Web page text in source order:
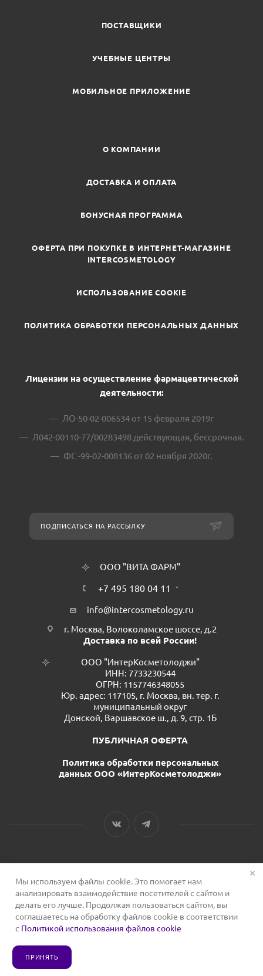
ПОСТАВЩИКИ
УЧЕБНЫЕ ЦЕНТРЫ
МОБИЛЬНОЕ ПРИЛОЖЕНИЕ
О КОМПАНИИ
ДОСТАВКА И ОПЛАТА
БОНУСНАЯ ПРОГРАММА
ОФЕРТА ПРИ ПОКУПКЕ В ИНТЕРНЕТ-МАГАЗИНЕ
INTERCOSMETOLOGY
ИСПОЛЬЗОВАНИЕ COOKIE
ПОЛИТИКА ОБРАБОТКИ ПЕРСОНАЛЬНЫХ ДАННЫХ
Лицензии на осуществление фармацевтической
деятельности:
ЛО-50-02-006534 от 15 февраля 2019г
Л042-00110-77/00283498 действующая, бессрочная.
ФС -99-02-008136 от 02 ноября 2020г.
ПОДПИСАТЬСЯ НА РАССЫЛКУ
ООО "ВИТА ФАРМ"
+7 495 180 04 11
info@intercosmetology.ru
г. Москва, Волоколамское шоссе, д.2
Доставка по всей России!
ООО "ИнтерКосметолоджи"
ИНН: 7733230544
ОГРН: 1157746348055
Юр. адрес: 117105, г. Москва, вн. тер. г.
муниципальный округ
Донской, Варшавское ш., д. 9, стр. 1Б
ПУБЛИЧНАЯ ОФЕРТА
Политика обработки персональных
данных ООО «ИнтерКосметолоджи»
2026 © Сервис для косметологов
Мы используем файлы cookie. Это помогает нам
анализировать взаимодействие посетителей с сайтом и
делать его лучше. Продолжая пользоваться сайтом, вы
соглашаетесь на обработку файлов cookie в соответствии
с Политикой использования файлов cookie
ПРИНЯТЬ